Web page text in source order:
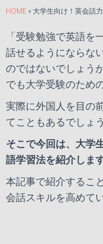
HOME » 大学生向け！英会話
「受験勉強で英語
話せるようにならな
のではないでしょう
でも大学受験のため
実際に外国人を目の
てこともあるでしょう
そこで今回は、大学
語学習法を紹介します
本記事で紹介するこ
会話スキルを高めて